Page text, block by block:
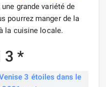
grande variété de
pourrez manger de la
la cuisine locale.
3 *